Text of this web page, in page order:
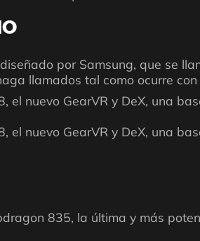
por Samsung, que se
llamados tal como ocurre
el nuevo GearVR y DeX, una
el nuevo GearVR y DeX, una
835, la última y más